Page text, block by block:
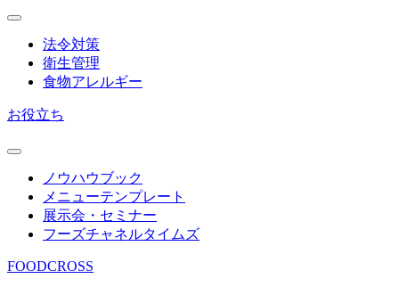
法令対策
衛生管理
食物アレルギー
お役立ち
ノウハウブック
メニューテンプレート
展示会・セミナー
フーズチャネルタイムズ
FOODCROSS